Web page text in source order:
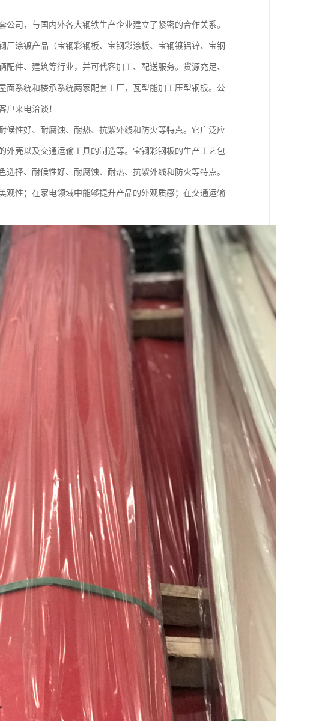
司，与国内外各大钢铁生产企业建立了紧密的合作关系。
涂镀产品（宝钢彩钢板、宝钢彩涂板、宝钢镀铝锌、宝钢
件、建筑等行业，并可代客加工、配送服务。货源充足、
系统和楼承系统两家配套工厂，瓦型能加工压型钢板。公
户来电洽谈！
候性好、耐腐蚀、耐热、抗紫外线和防火等特点。它广泛应
外壳以及交通运输工具的制造等。宝钢彩钢板的生产工艺包
择、耐候性好、耐腐蚀、耐热、抗紫外线和防火等特点。
观性；在家电领域中能够提升产品的外观质感；在交通运输